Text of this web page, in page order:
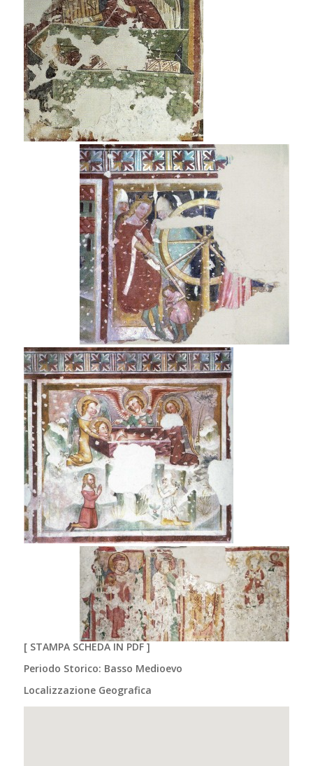
[ STAMPA SCHEDA IN PDF]
Periodo Storico: Basso Medioevo
Localizzazione Geografica